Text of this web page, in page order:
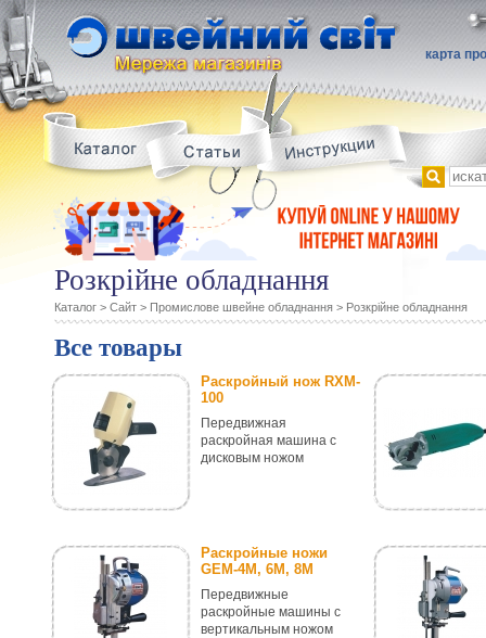
карта
Розкрійне обладнання
Каталог > Сайт > Промислове швейне обладнання > Розкрійне обладнання
Все товары
Раскройный нож RXM-
100
Передвижная
раскройная машина с
дисковым ножом
Раскройные ножи
GEM-4M, 6M, 8M
Передвижные
раскройные машины с
вертикальным ножом